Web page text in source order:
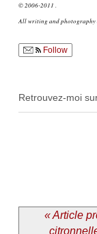
© 2006-2011 .
All writing and photography
Follow
Retrouvez-moi
« Article